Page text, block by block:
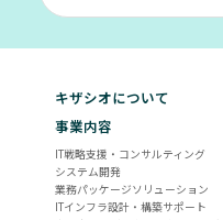
キザシオについて
事業内容
IT戦略支援・コンサルティング
システム開発
業務パッケージソリューション
ITインフラ設計・構築サポート